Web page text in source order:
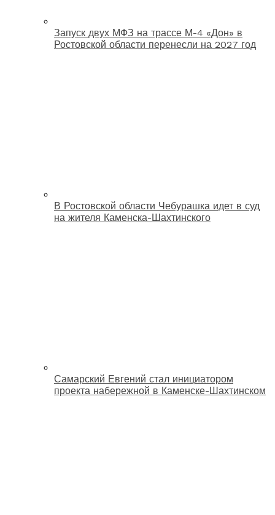
Запуск двух МФЗ на трассе М-4 «Дон» в
Ростовской области перенесли на 2027 год
В Ростовской области Чебурашка идет в суд
на жителя Каменска-Шахтинского
Самарский Евгений стал инициатором
проекта набережной в Каменске-Шахтинском